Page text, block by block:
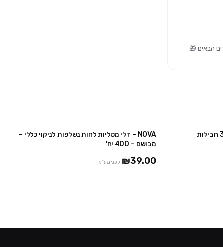
מבצע מטליות חיטוי לחות 160 יח' – 3 חבילות
NOVA – דלי מטליות לחות נשלפות לניקוי כללי –
מבושם – 400 יח'
₪39.00 לפני מע"מ